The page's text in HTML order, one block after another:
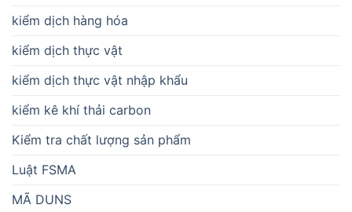
kiểm dịch hàng hóa
kiểm dịch thực vật
kiểm dịch thực vật nhập khẩu
kiểm kê khí thải carbon
Kiểm tra chất lượng sản phẩm
Luật FSMA
MÃ DUNS